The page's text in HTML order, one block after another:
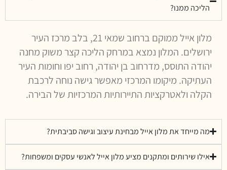
הליכה ממנו?
מלון אייל ממוקם ברחוב שמאי 21, בלב מרכז העיר
ירושלים. המלון נמצא במרחק הליכה קצר משוק מחנה
יהודה התוסס, מדרחוב בן יהודה, רחוב יפו וחומות העיר
העתיקה. מיקומו המרכזי מאפשר גישה נוחה לרכבת
הקלה ולאטרקציות התיירותיות המרכזיות של הבירה.
מה מייחד את מלון אייל מבחינת עיצוב וגישה סביבתית?
אילו שירותים ומתקנים מציע מלון אייל לאנשי עסקים ומשפחות?